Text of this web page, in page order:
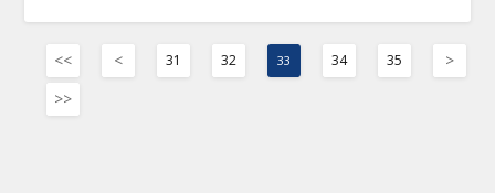
<< < 31 32 33 34 35
>
>>